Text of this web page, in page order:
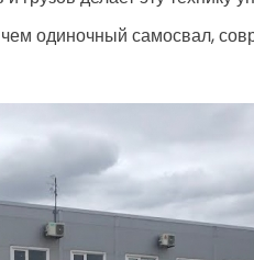
одиночный самосвал,